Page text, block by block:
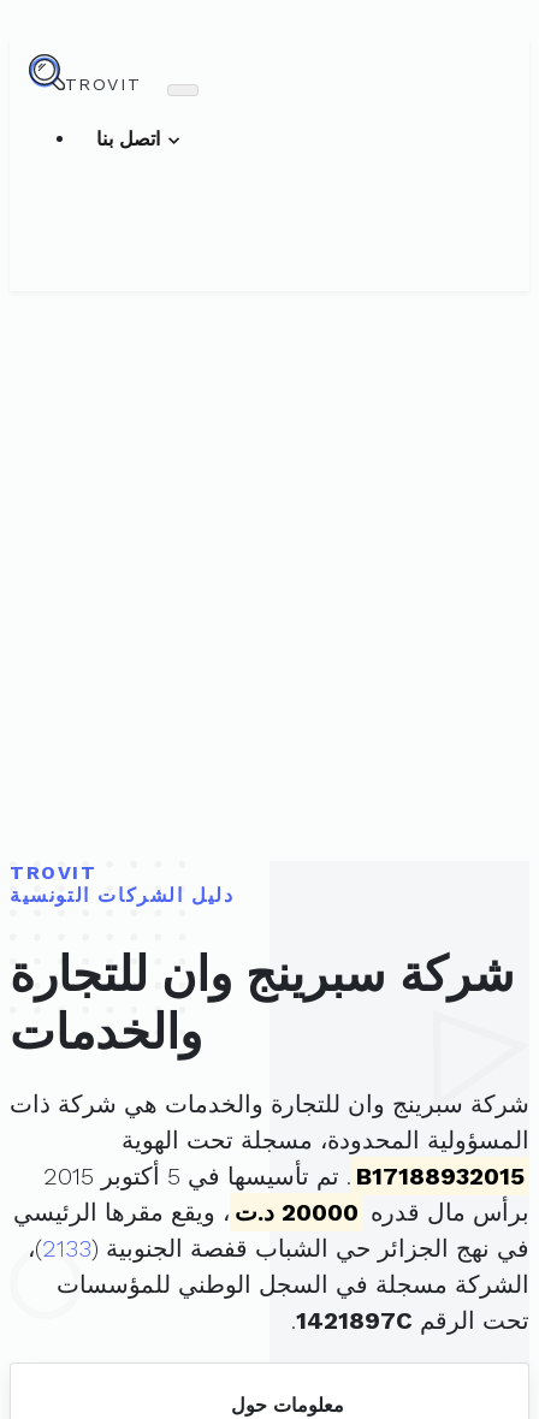
TROVIT
TROVIT
دليل الشركات التونسية
شركة سبرينج وان للتجارة
والخدمات
شركة سبرينج وان للتجارة والخدمات هي شركة ذات
المسؤولية المحدودة، مسجلة تحت الهوية
B17188932015
. تم تأسيسها في 5 أكتوبر 2015
برأس مال قدره 20000 د.ت
، ويقع مقرها الرئيسي
في نهج الجزائر حي الشباب قفصة الجنوبية (2133)،
الشركة مسجلة في السجل الوطني للمؤسسات
تحت الرقم 1421897C
.
معلومات حول